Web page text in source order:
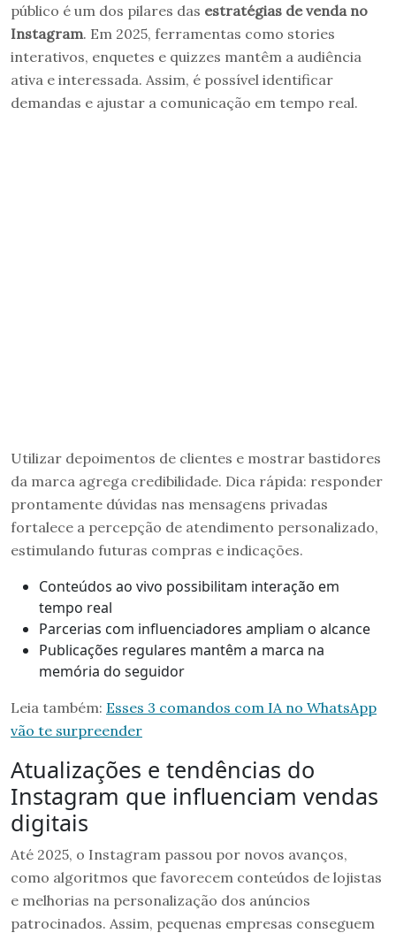
público é um dos pilares das estratégias de venda no
Instagram. Em 2025, ferramentas como stories
interativos, enquetes e quizzes mantêm a audiência
ativa e interessada. Assim, é possível identificar
demandas e ajustar a comunicação em tempo real.
Utilizar depoimentos de clientes e mostrar bastidores
da marca agrega credibilidade. Dica rápida: responder
prontamente dúvidas nas mensagens privadas
fortalece a percepção de atendimento personalizado,
estimulando futuras compras e indicações.
Conteúdos ao vivo possibilitam interação em
tempo real
Parcerias com influenciadores ampliam o alcance
Publicações regulares mantêm a marca na
memória do seguidor
Leia também: Esses 3 comandos com IA no WhatsApp
vão te surpreender
Atualizações e tendências do
Instagram que influenciam vendas
digitais
Até 2025, o Instagram passou por novos avanços,
como algoritmos que favorecem conteúdos de lojistas
e melhorias na personalização dos anúncios
patrocinados. Assim, pequenas empresas conseguem